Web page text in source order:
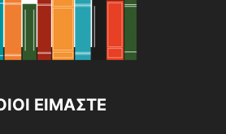
ΕΙΜΑΣΤΕ